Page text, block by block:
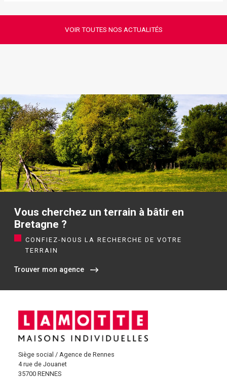
VOIR TOUTES NOS ACTUALITÉS
Vous cherchez un terrain à bâtir en
Bretagne ?
CONFIEZ-NOUS LA RECHERCHE DE VOTRE
TERRAIN
Trouver mon agence
Siège social / Agence de Rennes
4 rue de Jouanet
35700 RENNES